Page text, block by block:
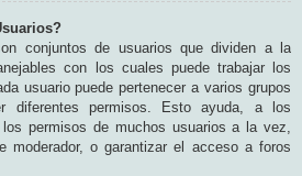
conjuntos de usuarios que dividen a la
con los cuales puede trabajar los
usuario puede pertenecer a varios grupos
diferentes permisos. Esto ayuda, a los
permisos de muchos usuarios a la vez,
moderador, o garantizar el acceso a foros